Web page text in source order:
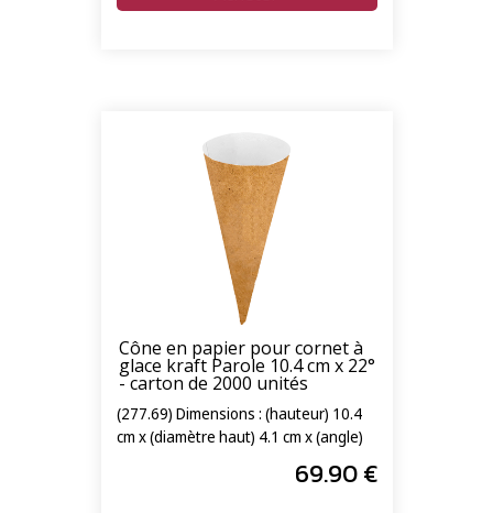
Cône en papier pour cornet à
glace kraft Parole 10.4 cm x 22°
- carton de 2000 unités
(277.69) Dimensions : (hauteur) 10.4
cm x (diamètre haut) 4.1 cm x (angle)
69.90€